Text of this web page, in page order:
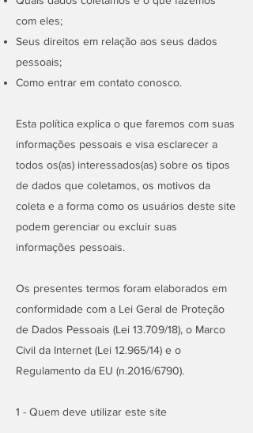
com eles;
Seus direitos em relação aos seus dados
pessoais;
Como entrar em contato conosco.
Esta política explica o que faremos com suas
informações pessoais e visa esclarecer a
todos os(as) interessados(as) sobre os tipos
de dados que coletamos, os motivos da
coleta e a forma como os usuários deste site
podem gerenciar ou excluir suas
informações pessoais.
Os presentes termos foram elaborados em
conformidade com a Lei Geral de Proteção
de Dados Pessoais (Lei 13.709/18), o Marco
Civil da Internet (Lei 12.965/14) e o
Regulamento da EU (n.2016/6790).
1 - Quem deve utilizar este site